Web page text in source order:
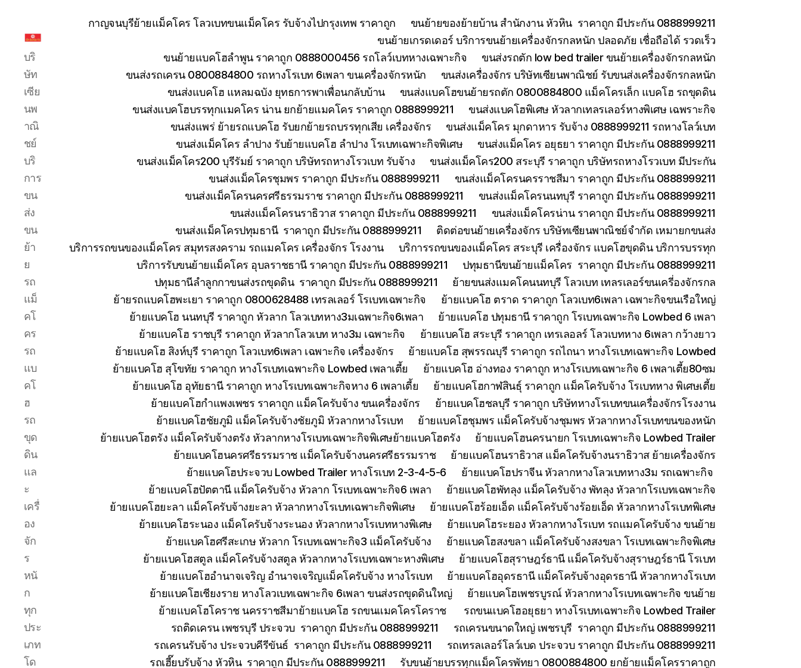
ขน
ย้าย
รถ
โฮ
ทั่ว
ประเทศ.com
บริ
ษัท
เซีย
นพ
าณิ
ชย์
บริ
การ
ขน
ส่ง
ขน
ย้า
ย
รถ
แม็
คโ
คร
รถ
แบ
คโ
ฮ
รถ
ขุด
ดิน
แล
ะ
เครื่
อง
จัก
ร
หนั
ก
ทุก
ประ
เภท
โด
กาญจนบุรีย้ายแม็คโคร โลวเบทขนแม็คโคร รับจ้างไปกรุงเทพ ราคาถูก
ขนย้ายของย้ายบ้าน สำนักงาน หัวหิน ราคาถูก มีประกัน 0888999211
ขนย้ายเกรดเดอร์ บริการขนย้ายเครื่องจักรกลหนัก ปลอดภัย เชื่อถือได้ รวดเร็ว
ขนย้ายแบคโฮลำพูน ราคาถูก 0888000456 รถโลว์เบทหางเฉพาะกิจ
ขนส่งรถตัก low bed trailer ขนย้ายเครื่องจักรกลหนัก
ขนส่งรถเครน 0800884800 รถหางโรเบท 6เพลา ขนเครื่องจักรหนัก
ขนส่งเครื่องจักร บริษัทเซียนพาณิชย์ รับขนส่งเครื่องจักรกลหนัก
ขนส่งแบคโฮ แหลมฉบัง ยุทธการพาเพื่อนกลับบ้าน
ขนส่งแบคโฮขนย้ายรถตัก 0800884800 แม็คโครเล็ก แบคโฮ รถขุดดิน
ขนส่งแบคโฮบรรทุกแมคโคร น่าน ยกย้ายแมคโคร ราคาถูก 0888999211
ขนส่งแบคโฮพิเศษ หัวลากเทลรเลอร์หางพิเศษ เฉพราะกิจ
ขนส่งแพร่ ย้ายรถแบคโฮ รับยกย้ายรถบรรทุกเสีย เครื่องจักร
ขนส่งแม็คโคร มุกดาหาร รับจ้าง 0888999211 รถหางโลว์เบท
ขนส่งแม็คโคร ลำปาง รับย้ายแบคโฮ ลำปาง โรเบทเฉพาะกิจพิเศษ
ขนส่งแม็คโคร อยุธยา ราคาถูก มีประกัน 0888999211
ขนส่งแม็คโคร200 บุรีรัมย์ ราคาถูก บริษัทรถหางโรวเบท รับจ้าง
ขนส่งแม็คโคร200 สระบุรี ราคาถูก บริษัทรถหางโรวเบท มีประกัน
ขนส่งแม็คโครชุมพร ราคาถูก มีประกัน 0888999211
ขนส่งแม็คโครนครราชสีมา ราคาถูก มีประกัน 0888999211
ขนส่งแม็คโครนครศรีธรรมราช ราคาถูก มีประกัน 0888999211
ขนส่งแม็คโครนนทบุรี ราคาถูก มีประกัน 0888999211
ขนส่งแม็คโครนราธิวาส ราคาถูก มีประกัน 0888999211
ขนส่งแม็คโครน่าน ราคาถูก มีประกัน 0888999211
ขนส่งแม็คโครปทุมธานี ราคาถูก มีประกัน 0888999211
ติดต่อขนย้ายเครื่องจักร บริษัทเซียนพาณิชย์จำกัด เหมายกขนส่ง
บริการรถขนของแม็คโคร สมุทรสงคราม รถแมคโคร เครื่องจักร โรงงาน
บริการรถขนของแม็คโคร สระบุรี เครื่องจักร แบคโฮขุดดิน บริการบรรทุก
บริการรับขนย้ายแม็คโคร อุบลราชธานี ราคาถูก มีประกัน 0888999211
ปทุมธานีขนย้ายแม็คโคร ราคาถูก มีประกัน 0888999211
ปทุมธานีลำลูกกาขนส่งรถขุดดิน ราคาถูก มีประกัน 0888999211
ย้ายขนส่งแมคโคนนทบุรี โลวเบท เทลรเลอร์ขนเครี่องจักรกล
ย้ายรถแบคโฮพะเยา ราคาถูก 0800628488 เทรลเลอร์ โรเบทเฉพาะกิจ
ย้ายแบคโฮ ตราด ราคาถูก โลวเบท6เพลา เฉพาะกิจขนเรือใหญ่
ย้ายแบคโฮ นนทบุรี ราคาถูก หัวลาก โลวเบทหาง3มเฉพาะกิจ6เพลา
ย้ายแบคโฮ ปทุมธานี ราคาถูก โรเบทเฉพาะกิจ Lowbed 6 เพลา
ย้ายแบคโฮ ราชบุรี ราคาถูก หัวลากโลวเบท หาง3ม เฉพาะกิจ
ย้ายแบคโฮ สระบุรี ราคาถูก เทรเลอลร์ โลวเบทหาง 6เพลา กว้างยาว
ย้ายแบคโฮ สิงห์บุรี ราคาถูก โลวเบท6เพลา เฉพาะกิจ เครื่องจักร
ย้ายแบคโฮ สุพรรณบุรี ราคาถูก รถไถนา หางโรเบทเฉพาะกิจ Lowbed
ย้ายแบคโฮ สุโขทัย ราคาถูก หางโรเบทเฉพาะกิจ Lowbed เพลาเตี้ย
ย้ายแบคโฮ อ่างทอง ราคาถูก หางโรเบทเฉพาะกิจ 6 เพลาเตี้ย80ซม
ย้ายแบคโฮ อุทัยธานี ราคาถูก หางโรเบทเฉพาะกิจหาง 6 เพลาเตี้ย
ย้ายแบคโฮกาฬสินธุ์ ราคาถูก แม็คโครับจ้าง โรเบทหาง พิเศษเตี้ย
ย้ายแบคโฮกำแพงเพชร ราคาถูก แม็คโครับจ้าง ขนเครื่องจักร
ย้ายแบคโฮชลบุรี ราคาถูก บริษัทหางโรเบทขนเครื่องจักรโรงงาน
ย้ายแบคโฮชัยภูมิ แม็คโครับจ้างชัยภูมิ หัวลากหางโรเบท
ย้ายแบคโฮชุมพร แม็คโครับจ้างชุมพร หัวลากหางโรเบทขนของหนัก
ย้ายแบคโฮตรัง แม็คโครับจ้างตรัง หัวลากหางโรเบทเฉพาะกิจพิเศษย้ายแบคโฮตรัง
ย้ายแบคโฮนครนายก โรเบทเฉพาะกิจ Lowbed Trailer
ย้ายแบคโฮนครศรีธรรมราช แม็คโครับจ้างนครศรีธรรมราช
ย้ายแบคโฮนราธิวาส แม็คโครับจ้างนราธิวาส ย้ายเครื่องจักร
ย้ายแบคโฮประจวบ Lowbed Trailer หางโรเบท 2-3-4-5-6
ย้ายแบคโฮปราจีน หัวลากหางโลวเบทหาง3ม รถเฉพาะกิจ
ย้ายแบคโฮปัตตานี แม็คโครับจ้าง หัวลาก โรเบทเฉพาะกิจ6 เพลา
ย้ายแบคโฮพัทลุง แม็คโครับจ้าง พัทลุง หัวลากโรเบทเฉพาะกิจ
ย้ายแบคโฮยะลา แม็คโครับจ้างยะลา หัวลากหางโรเบทเฉพาะกิจพิเศษ
ย้ายแบคโฮร้อยเอ็ด แม็คโครับจ้างร้อยเอ็ด หัวลากหางโรเบทพิเศษ
ย้ายแบคโฮระนอง แม็คโครับจ้างระนอง หัวลากหางโรเบทหางพิเศษ
ย้ายแบคโฮระยอง หัวลากหางโรเบท รถแมคโครับจ้าง ขนย้าย
ย้ายแบคโฮศรีสะเกษ หัวลาก โรเบทเฉพาะกิจ3 แม็คโครับจ้าง
ย้ายแบคโฮสงขลา แม็คโครับจ้างสงขลา โรเบทเฉพาะกิจพิเศษ
ย้ายแบคโฮสตูล แม็คโครับจ้างสตูล หัวลากหางโรเบทเฉพาะหางพิเศษ
ย้ายแบคโฮสุราษฎร์ธานี แม็คโครับจ้างสุราษฎร์ธานี โรเบท
ย้ายแบคโฮอำนาจเจริญ อำนาจเจริญแม็คโครับจ้าง หางโรเบท
ย้ายแบคโฮอุดรธานี แม็คโครับจ้างอุดรธานี หัวลากหางโรเบท
ย้ายแบคโฮเชียงราย หางโลวเบทเฉพาะกิจ 6เพลา ขนส่งรถขุดดินใหญ่
ย้ายแบคโฮเพชรบูรณ์ หัวลากหางโรเบทเฉพาะกิจ ขนย้าย
ย้ายแบคโฮโคราช นครราชสีมาย้ายแบคโฮ รถขนแมคโครโคราช
รถขนแบคโฮอยุธยา หางโรเบทเฉพาะกิจ Lowbed Trailer
รถติดเครน เพชรบุรี ประจวบ ราคาถูก มีประกัน 0888999211
รถเครนขนาดใหญ่ เพชรบุรี ราคาถูก มีประกัน 0888999211
รถเครนรับจ้าง ประจวบคีรีขันธ์ ราคาถูก มีประกัน 0888999211
รถเทรลเลอร์โลว์เบด ประจวบ ราคาถูก มีประกัน 0888999211
รถเฮี๊ยบรับจ้าง หัวหิน ราคาถูก มีประกัน 0888999211
รับขนย้ายบรรทุกแม็คโครพัทยา 0800884800 ยกย้ายแม็คโครราคาถูก